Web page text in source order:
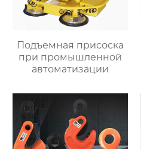
Подъемная присоска
при промышленной
автоматизации